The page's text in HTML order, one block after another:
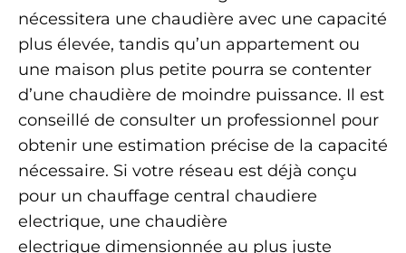
nécessitera une chaudière avec une capacité
plus élevée, tandis qu’un appartement ou
une maison plus petite pourra se contenter
d’une chaudière de moindre puissance. Il est
conseillé de consulter un professionnel pour
obtenir une estimation précise de la capacité
nécessaire. Si votre réseau est déjà conçu
pour un chauffage central chaudiere
electrique, une chaudière
electrique dimensionnée au plus juste